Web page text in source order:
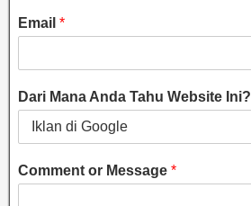
Email *
Dari Mana Anda Tahu Website Ini?
Comment or Message *